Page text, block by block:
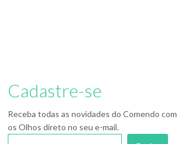
Cadastre-se
Receba todas as novidades do Comendo com
os Olhos direto no seu e-mail.